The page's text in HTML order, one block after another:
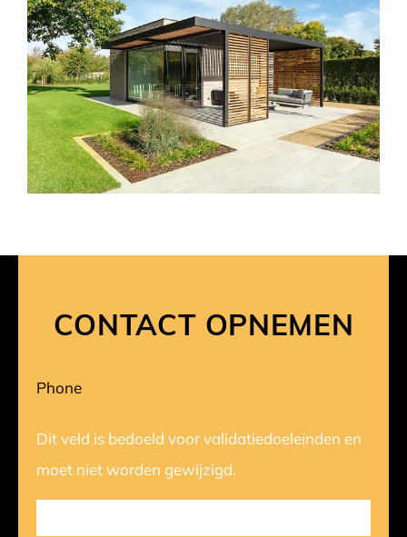
CONTACT OPNEMEN
Phone
Dit veld is bedoeld voor validatiedoeleinden en
moet niet worden gewijzigd.